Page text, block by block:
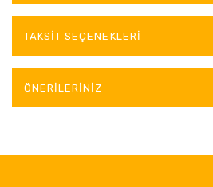
TAKSIT SEÇENEKLERI
ÖNERILERINIZ